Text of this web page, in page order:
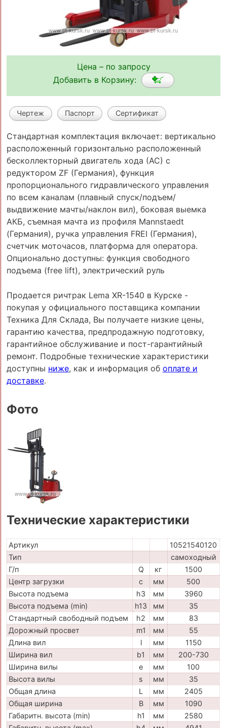
Цена – по запросу
Добавить в Корзину:
Чертеж Паспорт Сертификат
Стандартная комплектация включает: вертикально
расположенный горизонтально расположенный
бесколлекторный двигатель хода (АС) с
редуктором ZF (Германия), функция
пропорционального гидравлического управления
по всем каналам (плавный спуск/подъем/
выдвижение мачты/наклон вил), боковая выемка
АКБ, съемная мачта из профиля Mannstaedt
(Германия), ручка управления FREI (Германия),
счетчик моточасов, платформа для оператора.
Опционально доступны: функция свободного
подъема (free lift), электрический руль
Продается ричтрак Lema XR-1540 в Курске -
покупая у официального поставщика компании
Техника Для Склада, Вы получаете низкие цены,
гарантию качества, предпродажную подготовку,
гарантийное обслуживание и пост-гарантийный
ремонт. Подробные технические характеристики
доступны ниже, как и информация об оплате и
доставке.
Фото
Технические характеристики
Артикул
10521540120
Тип
самоходный
Г/п
Q кг
1500
Центр загрузки
c мм
500
Высота подъема
h3 мм
3960
Высота подъема (min)
h13 мм
35
Стандартный свободный подъем
h2 мм
83
Дорожный просвет
m1 мм
55
Длина вил
l мм
1150
Ширина вил
b1 мм
200-730
Ширина вилы
e мм
100
Высота вилы
s мм
35
Общая длина
L мм
2405
Общая ширина
B мм
1090
Габаритн. высота (min)
h1 мм
2580